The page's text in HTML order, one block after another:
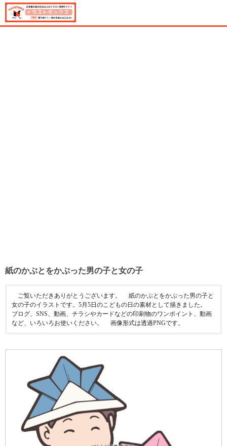
紙のかぶとをかぶった男の子と女の子
ご覧いただきありがとうございます。 紙のかぶとをかぶった男の子と
女の子のイラストです。5月5日のこどもの日の素材として描きました。
ブログ、SNS、動画、チラシやカードなどの印刷物のワンポイント、動画
など、いろいろお使いください。 画像形式は透過PNGです。